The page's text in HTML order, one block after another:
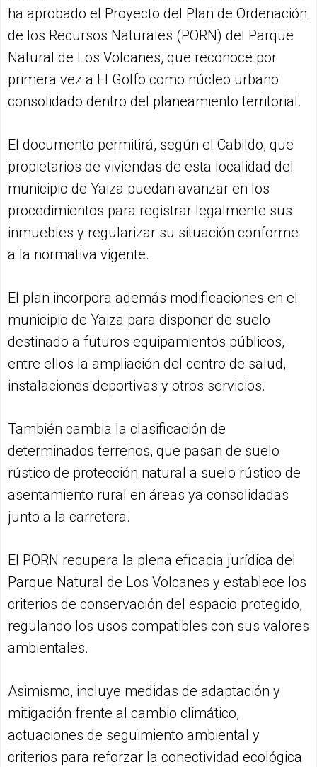
ha aprobado el Proyecto del Plan de Ordenación
de los Recursos Naturales (PORN) del Parque
Natural de Los Volcanes, que reconoce por
primera vez a El Golfo como núcleo urbano
consolidado dentro del planeamiento territorial.
El documento permitirá, según el Cabildo, que
propietarios de viviendas de esta localidad del
municipio de Yaiza puedan avanzar en los
procedimientos para registrar legalmente sus
inmuebles y regularizar su situación conforme
a la normativa vigente.
El plan incorpora además modificaciones en el
municipio de Yaiza para disponer de suelo
destinado a futuros equipamientos públicos,
entre ellos la ampliación del centro de salud,
instalaciones deportivas y otros servicios.
También cambia la clasificación de
determinados terrenos, que pasan de suelo
rústico de protección natural a suelo rústico de
asentamiento rural en áreas ya consolidadas
junto a la carretera.
El PORN recupera la plena eficacia jurídica del
Parque Natural de Los Volcanes y establece los
criterios de conservación del espacio protegido,
regulando los usos compatibles con sus valores
ambientales.
Asimismo, incluye medidas de adaptación y
mitigación frente al cambio climático,
actuaciones de seguimiento ambiental y
criterios para reforzar la conectividad ecológica